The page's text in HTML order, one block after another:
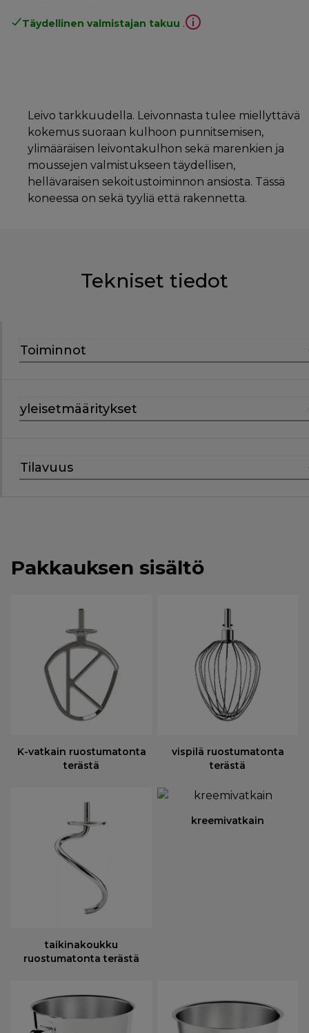
Täydellinen valmistajan takuu .
Leivo tarkkuudella. Leivonnasta tulee miellyttävä
kokemus suoraan kulhoon punnitsemisen,
ylimääräisen leivontakulhon sekä marenkien ja
moussejen valmistukseen täydellisen,
hellävaraisen sekoitustoiminnon ansiosta. Tässä
koneessa on sekä tyyliä että rakennetta.
Tekniset tiedot
Toiminnot
yleisetmääritykset
Tilavuus
Pakkauksen sisältö
K-vatkain ruostumatonta
terästä
vispilä ruostumatonta
terästä
taikinakoukku
ruostumatonta terästä
kreemivatkain